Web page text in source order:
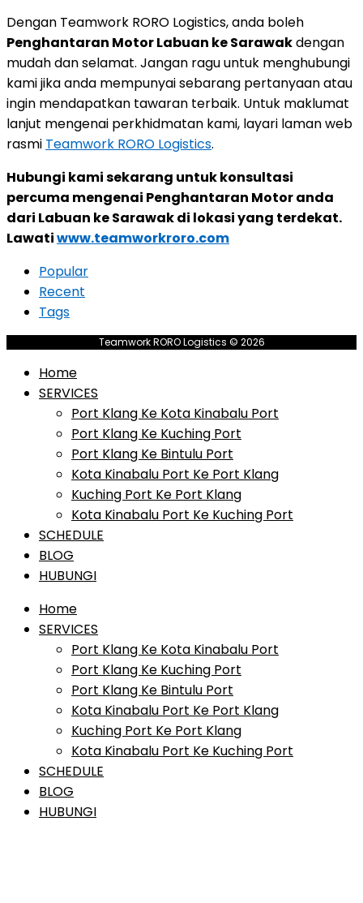
Dengan Teamwork RORO Logistics, anda boleh
Penghantaran Motor Labuan ke Sarawakdengan
mudah dan selamat. Jangan ragu untuk menghubungi
kami jika anda mempunyai sebarang pertanyaan atau
ingin mendapatkan tawaran terbaik. Untuk maklumat
lanjut mengenai perkhidmatan kami, layari laman web
rasmi Teamwork RORO Logistics.
Hubungi kami sekarang untuk konsultasi
percuma mengenai Penghantaran Motor anda
dari Labuan ke Sarawak di lokasi yang terdekat.
Lawatiwww.teamworkroro.com
Popular
Recent
Tags
Teamwork RORO Logistics © 2026
Home
SERVICES
Port Klang Ke Kota Kinabalu Port
Port Klang Ke Kuching Port
Port Klang Ke Bintulu Port
Kota Kinabalu Port Ke Port Klang
Kuching Port Ke Port Klang
Kota Kinabalu Port Ke Kuching Port
SCHEDULE
BLOG
HUBUNGI
Home
SERVICES
Port Klang Ke Kota Kinabalu Port
Port Klang Ke Kuching Port
Port Klang Ke Bintulu Port
Kota Kinabalu Port Ke Port Klang
Kuching Port Ke Port Klang
Kota Kinabalu Port Ke Kuching Port
SCHEDULE
BLOG
HUBUNGI